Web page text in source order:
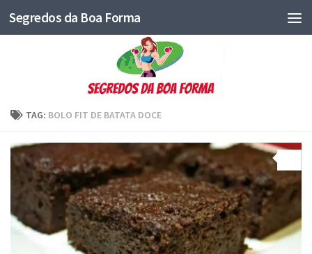
Segredos da Boa Forma
TAG: BOLO FIT DE BATATA DOCE